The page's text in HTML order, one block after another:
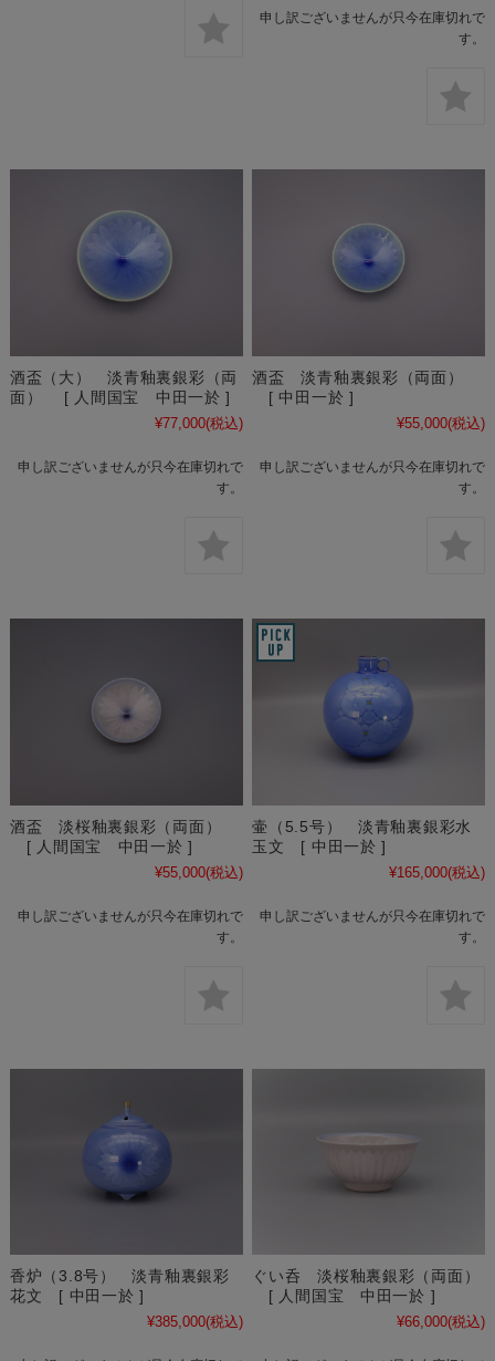
申し訳ございませんが只今在庫切れで
す。
酒盃（大） 淡青釉裏銀彩（両
面） [ 人間国宝 中田一於 ]
¥77,000(税込)
申し訳ございませんが只今在庫切れで
す。
酒盃 淡青釉裏銀彩（両面）
[ 中田一於 ]
¥55,000(税込)
申し訳ございませんが只今在庫切れで
す。
酒盃 淡桜釉裏銀彩（両面）
[ 人間国宝 中田一於 ]
¥55,000(税込)
申し訳ございませんが只今在庫切れで
す。
壷（5.5号） 淡青釉裏銀彩水
玉文 [ 中田一於 ]
¥165,000(税込)
申し訳ございませんが只今在庫切れで
す。
香炉（3.8号） 淡青釉裏銀彩
花文 [ 中田一於 ]
¥385,000(税込)
ぐい呑 淡桜釉裏銀彩（両面）
[ 人間国宝 中田一於 ]
¥66,000(税込)